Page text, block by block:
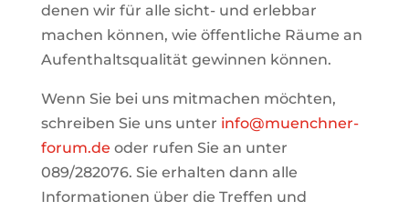
denen wir für alle sicht- und erlebbar
machen können, wie öffentliche Räume an
Aufenthaltsqualität gewinnen können.
Wenn Sie bei uns mitmachen möchten,
schreiben Sie uns unter info@muenchner-
forum.de oder rufen Sie an unter
089/282076. Sie erhalten dann alle
Informationen über die Treffen und